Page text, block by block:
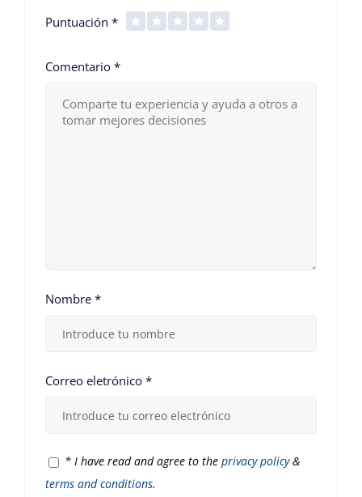
Puntuación *
Comentario *
Nombre *
Correo eletrónico *
* I have read and agree to the privacy policy&
terms and conditions.